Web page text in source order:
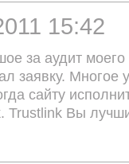
15:42
за аудит моего
заявку. Многое
сайту
Trustlink Вы